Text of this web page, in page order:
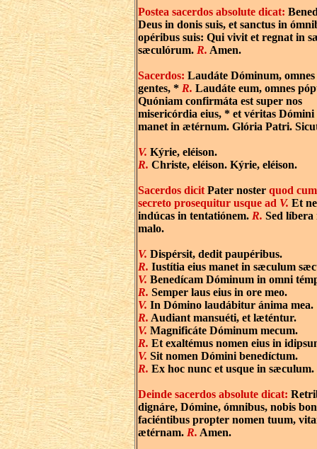
Postea sacerdos absolute dicat:
Deus in donis suis, et sanctus in
opéribus suis: Qui vivit et regnat in
sæculórum. R. Amen.
Sacerdos: Laudáte Dóminum, omnes
gentes, * R. Laudáte eum, omnes
Quóniam confirmáta est super nos
misericórdia eius, * et véritas Dómini
manet in ætérnum. Glória Patri.
V. Kýrie, eléison.
R. Christe, eléison. Kýrie, eléison.
Sacerdos dicit Pater noster quod
secreto prosequitur usque ad V. Et
indúcas in tentatiónem. R. Sed líbera
malo.
V. Dispérsit, dedit paupéribus.
R. Iustítia eius manet in sæculum
V. Benedícam Dóminum in omni
R. Semper laus eius in ore meo.
V. In Dómino laudábitur ánima mea.
R. Audiant mansuéti, et læténtur.
V. Magnificáte Dóminum mecum.
R. Et exaltémus nomen eius in
V. Sit nomen Dómini benedíctum.
R. Ex hoc nunc et usque in sæculum.
Deinde sacerdos absolute dicat:
dignáre, Dómine, ómnibus, nobis
faciéntibus propter nomen tuum,
ætérnam. R. Amen.